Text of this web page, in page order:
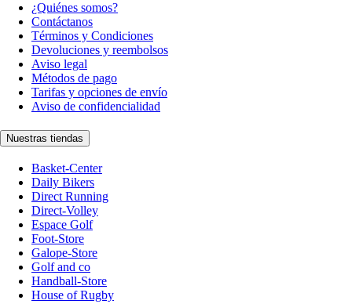
¿Quiénes somos?
Contáctanos
Términos y Condiciones
Devoluciones y reembolsos
Aviso legal
Métodos de pago
Tarifas y opciones de envío
Aviso de confidencialidad
Nuestras tiendas
Basket-Center
Daily Bikers
Direct Running
Direct-Volley
Espace Golf
Foot-Store
Galope-Store
Golf and co
Handball-Store
House of Rugby